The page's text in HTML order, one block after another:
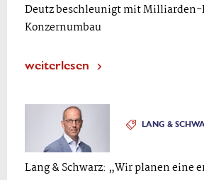
Deutz beschleunigt mit Milliarden-
Konzernumbau
weiterlesen
LANG &
Lang & Schwarz: „Wir planen eine